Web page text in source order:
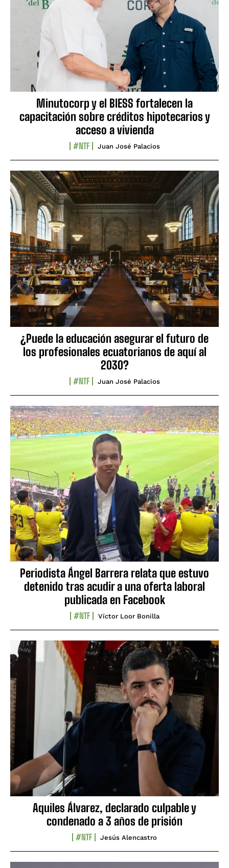
Minutocorp y el BIESS fortalecen la
capacitación sobre créditos hipotecarios y
acceso a vivienda
#NTF Juan José Palacios
¿Puede la educación asegurar el futuro de
los profesionales ecuatorianos de aquí al
2030?
#NTF Juan José Palacios
Periodista Ángel Barrera relata que estuvo
detenido tras acudir a una oferta laboral
publicada en Facebook
#NTF Víctor Loor Bonilla
Aquiles Álvarez, declarado culpable y
condenado a 3 años de prisión
#NTF Jesús Alencastro